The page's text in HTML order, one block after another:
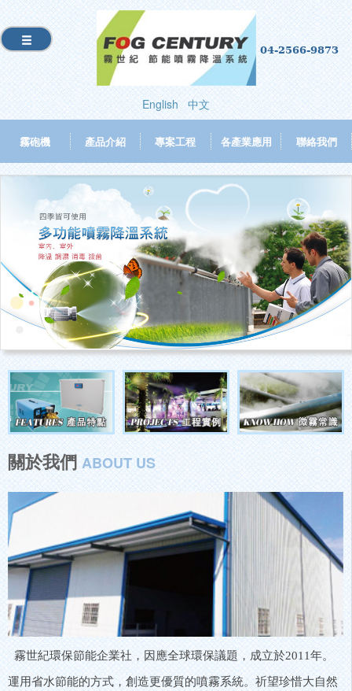
04-2566-9873
English 中文
霧砲機 產品介紹 專案工程 各產業應用 聯絡我們
關於我們ABOUT US
霧世紀環保節能企業社，因應全球環保議題，成立於2011年。
運用省水節能的方式，創造更優質的噴霧系統。祈望珍惜大自然